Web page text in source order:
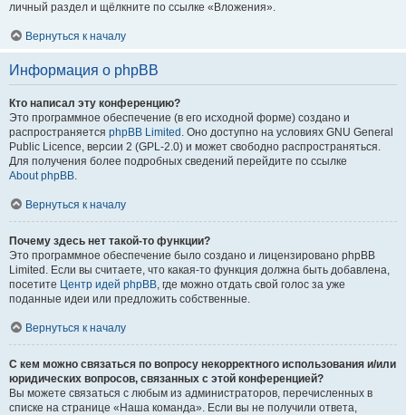
личный раздел и щёлкните по ссылке «Вложения».
Вернуться к началу
Информация о phpBB
Кто написал эту конференцию?
Это программное обеспечение (в его исходной форме) создано и
распространяется phpBB Limited . Оно доступно на условиях GNU General
Public Licence, версии 2 (GPL-2.0) и может свободно распространяться.
Для получения более подробных сведений перейдите по ссылке
About phpBB.
Вернуться к началу
Почему здесь нет такой-то функции?
Это программное обеспечение было создано и лицензировано phpBB
Limited. Если вы считаете, что какая-то функция должна быть добавлена,
посетите Центр идей phpBB, где можно отдать свой голос за уже
поданные идеи или предложить собственные.
Вернуться к началу
С кем можно связаться по вопросу некорректного использования и/или
юридических вопросов, связанных с этой конференцией?
Вы можете связаться с любым из администраторов, перечисленных в
списке на странице «Наша команда». Если вы не получили ответа,